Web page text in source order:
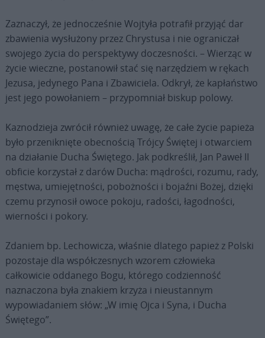
Zaznaczył, że jednocześnie Wojtyła potrafił przyjąć dar
zbawienia wysłużony przez Chrystusa i nie ograniczał
swojego życia do perspektywy doczesności. – Wierząc w
życie wieczne, postanowił stać się narzędziem w rękach
Jezusa, jedynego Pana i Zbawiciela. Odkrył, że kapłaństwo
jest jego powołaniem – przypomniał biskup polowy.
Kaznodzieja zwrócił również uwagę, że całe życie papieża
było przeniknięte obecnością Trójcy Świętej i otwarciem
na działanie Ducha Świętego. Jak podkreślił, Jan Paweł II
obficie korzystał z darów Ducha: mądrości, rozumu, rady,
męstwa, umiejętności, pobożności i bojaźni Bożej, dzięki
czemu przynosił owoce pokoju, radości, łagodności,
wierności i pokory.
Zdaniem bp. Lechowicza, właśnie dlatego papież z Polski
pozostaje dla współczesnych wzorem człowieka
całkowicie oddanego Bogu, którego codzienność
naznaczona była znakiem krzyża i nieustannym
wypowiadaniem słów: „W imię Ojca i Syna, i Ducha
Świętego”.